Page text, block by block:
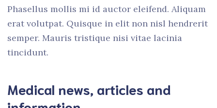
Phasellus mollis mi id auctor eleifend. Aliquam
erat volutpat. Quisque in elit non nisl hendrerit
semper. Mauris tristique nisi vitae lacinia
tincidunt.
Medical news, articles and